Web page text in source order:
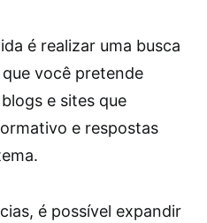
é realizar uma busca
você pretende
e sites que
e respostas
é possível expandir